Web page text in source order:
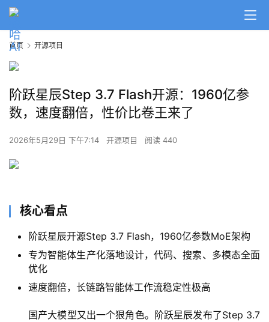
首页 开源项目
阶跃星辰Step 3.7 Flash开源：1960亿参
数，速度翻倍，性价比卷王来了
2026年5月29日 下午7:14 开源项目 阅读 440
核心看点
阶跃星辰开源Step 3.7 Flash，1960亿参数MoE架构
专为智能体生产化落地设计，代码、搜索、多模态全面
优化
速度翻倍，长链路智能体工作流稳定性极高
国产大模型又出一个狠角色。阶跃星辰发布了Step 3.7